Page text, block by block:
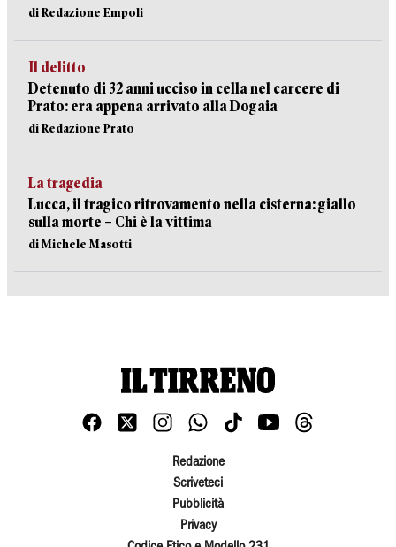
di Redazione Empoli
Il delitto
Detenuto di 32 anni ucciso in cella nel carcere di
Prato: era appena arrivato alla Dogaia
di Redazione Prato
La tragedia
Lucca, il tragico ritrovamento nella cisterna: giallo
sulla morte – Chi è la vittima
di Michele Masotti
Redazione
Scriveteci
Pubblicità
Privacy